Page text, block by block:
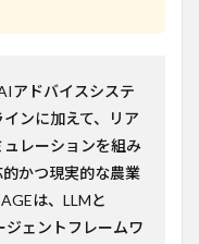
アドバイスシステ
ンに加えて、リア
レーションを組み
かつ現実的な農業
は、LLMと
ェントフレームワ